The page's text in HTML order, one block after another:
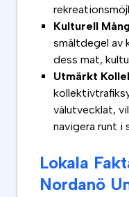
Kulturell
smältdegel av
dess mat,
Utmärkt
välutvecklat,
navigera runt i
Lokala
Nordanö